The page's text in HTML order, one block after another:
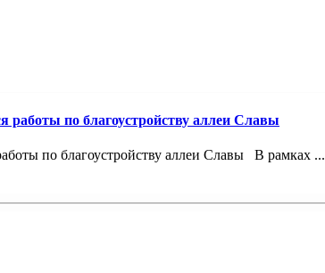
работы по благоустройству аллеи Славы
по благоустройству аллеи Славы В рамках ...